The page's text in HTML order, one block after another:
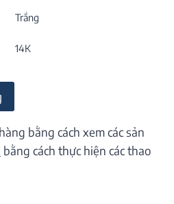
Trắng
14K
bằng cách xem các sản
bằng cách thực hiện các thao